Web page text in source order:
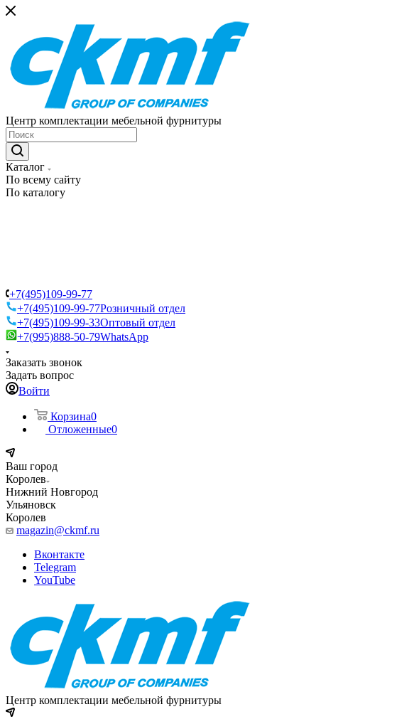
Центр комплектации мебельной фурнитуры
Каталог
По всему сайту
По каталогу
+7(495)109-99-77
+7(495)109-99-77Розничный отдел
+7(495)109-99-33Оптовый отдел
+7(995)888-50-79WhatsApp
Заказать звонок
Задать вопрос
Войти
Корзина0
Отложенные0
Ваш город
Королев
Нижний Новгород
Ульяновск
Королев
magazin@ckmf.ru
Вконтакте
Telegram
YouTube
Центр комплектации мебельной фурнитуры